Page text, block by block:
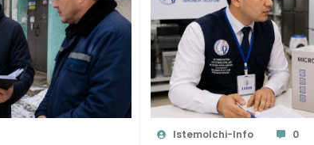
Istemolchi-Info 0